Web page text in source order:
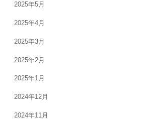
2025年5月
2025年4月
2025年3月
2025年2月
2025年1月
2024年12月
2024年11月